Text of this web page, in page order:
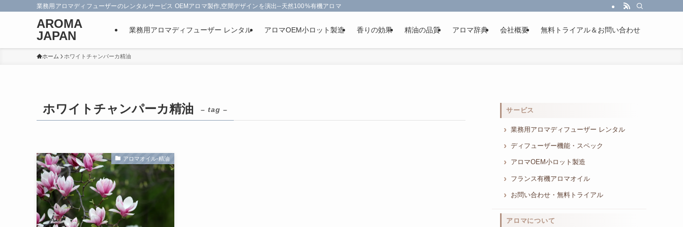
業務用アロマディフューザーのレンタルサービス OEMアロマ製作,空間デザインを演出--天然100%有機アロマオイルを使用-フランス政府認定
AROMA
JAPAN
業務用アロマディフューザー レンタル アロマOEM小ロット製造 香りの効果 精油の品質 アロマ辞典 会社概要 無料トライアル＆お問い合わせ
ホーム ホワイトチャンパーカ精油
ホワイトチャンパーカ精油 – tag –
アロマオイル-精油
サービス
業務用アロマディフューザー レンタル
ディフューザー機能・スペック
アロマOEM小ロット製造
フランス有機アロマオイル
お問い合わせ・無料トライアル
アロマについて